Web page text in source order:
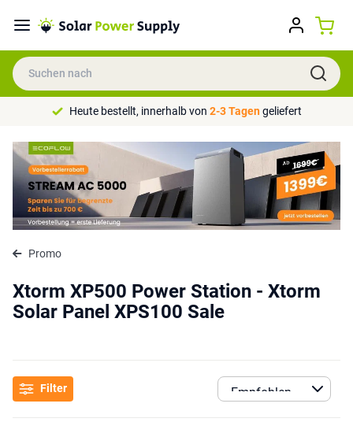
Heute bestellt, innerhalb von 2-3 Tagengeliefert
Promo
Xtorm XP500 Power Station - Xtorm
Solar Panel XPS100 Sale
Filter